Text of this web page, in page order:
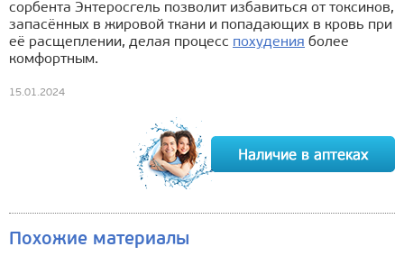
сорбента Энтеросгель позволит избавиться от токсинов,
запасённых в жировой ткани и попадающих в кровь при
её расщеплении, делая процесс похудения более
комфортным.
15.01.2024
Похожие материалы